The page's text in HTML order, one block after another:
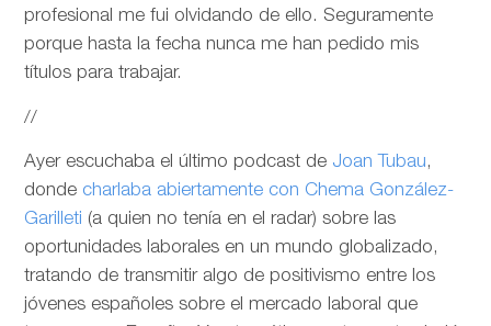
profesional me fui olvidando de ello. Seguramente
porque hasta la fecha nunca me han pedido mis
títulos para trabajar.
//
Ayer escuchaba el último podcast de Joan Tubau,
donde charlaba abiertamente con Chema González-
Garilleti (a quien no tenía en el radar) sobre las
oportunidades laborales en un mundo globalizado,
tratando de transmitir algo de positivismo entre los
jóvenes españoles sobre el mercado laboral que